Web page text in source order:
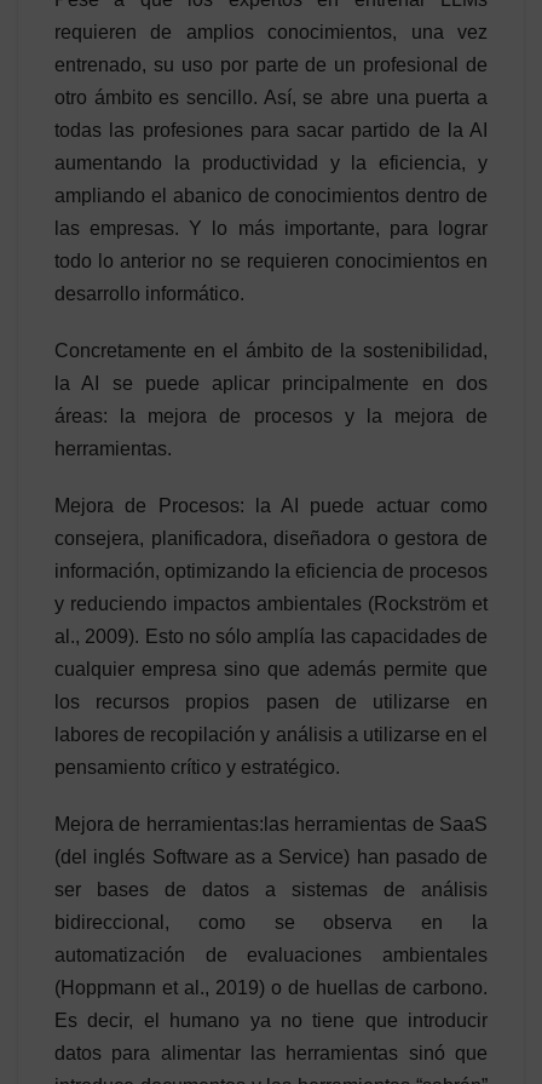
requieren de amplios conocimientos, una vez
entrenado, su uso por parte de un profesional de
otro ámbito es sencillo. Así, se abre una puerta a
todas las profesiones para sacar partido de la AI
aumentando la productividad y la eficiencia, y
ampliando el abanico de conocimientos dentro de
las empresas. Y lo más importante, para lograr
todo lo anterior no se requieren conocimientos en
desarrollo informático.
Concretamente en el ámbito de la sostenibilidad,
la AI se puede aplicar principalmente en dos
áreas: la mejora de procesos y la mejora de
herramientas.
Mejora de Procesos: la AI puede actuar como
consejera, planificadora, diseñadora o gestora de
información, optimizando la eficiencia de procesos
y reduciendo impactos ambientales (Rockström et
al., 2009). Esto no sólo amplía las capacidades de
cualquier empresa sino que además permite que
los recursos propios pasen de utilizarse en
labores de recopilación y análisis a utilizarse en el
pensamiento crítico y estratégico.
Mejora de herramientas:las herramientas de SaaS
(del inglés Software as a Service) han pasado de
ser bases de datos a sistemas de análisis
bidireccional, como se observa en la
automatización de evaluaciones ambientales
(Hoppmann et al., 2019) o de huellas de carbono.
Es decir, el humano ya no tiene que introducir
datos para alimentar las herramientas sinó que